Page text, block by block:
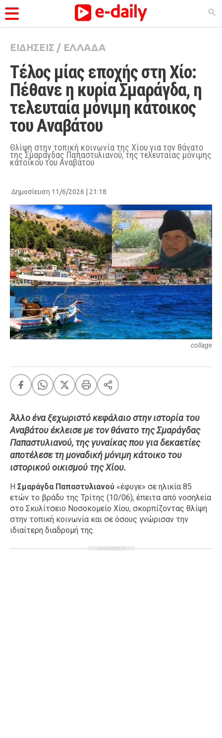
ΚΑΤΗΓΟΡΊΕΣ
Ειδήσεις
Θέματα
Videos
Podcasts
Viral
Life
Pop Culture
Agenda
FEEDS
Πάσχα Eurovision
Retro Summer
OMG LOL
Xmas
LIFE
Food
Body+Mind
Ταξίδια
Style
Σπίτι
Family
Σχέσεις
AGENDA
ΕΙΔΗΣΕΙΣ / ΕΛΛΑΔΑ
Τέλος μίας εποχής στη Χίο:
Πέθανε η κυρία Σμαράγδα, η
τελευταία μόνιμη κάτοικος
του Αναβάτου
Θλίψη στην τοπική κοινωνία της Χίου για τον θάνατο
της Σμαράγδας Παπαστυλιανού, της τελευταίας μόνιμης
κατοίκου του Αναβάτου
Δημοσίευση 11/6/2026 | 21:18
collage
Άλλο ένα ξεχωριστό κεφάλαιο στην ιστορία του
Αναβάτου έκλεισε με τον θάνατο της Σμαράγδας
Παπαστυλιανού, της γυναίκας που για δεκαετίες
αποτέλεσε τη μοναδική μόνιμη κάτοικο του
ιστορικού οικισμού της Χίου.
Η Σμαράγδα Παπαστυλιανού «έφυγε» σε ηλικία 85
ετών το βράδυ της Τρίτης (10/06), έπειτα από νοσηλεία
στο Σκυλίτσειο Νοσοκομείο Χίου, σκορπίζοντας θλίψη
στην τοπική κοινωνία και σε όσους γνώρισαν την
ιδιαίτερη διαδρομή της.
ΔΙΑΦΗΜΙΣΗ